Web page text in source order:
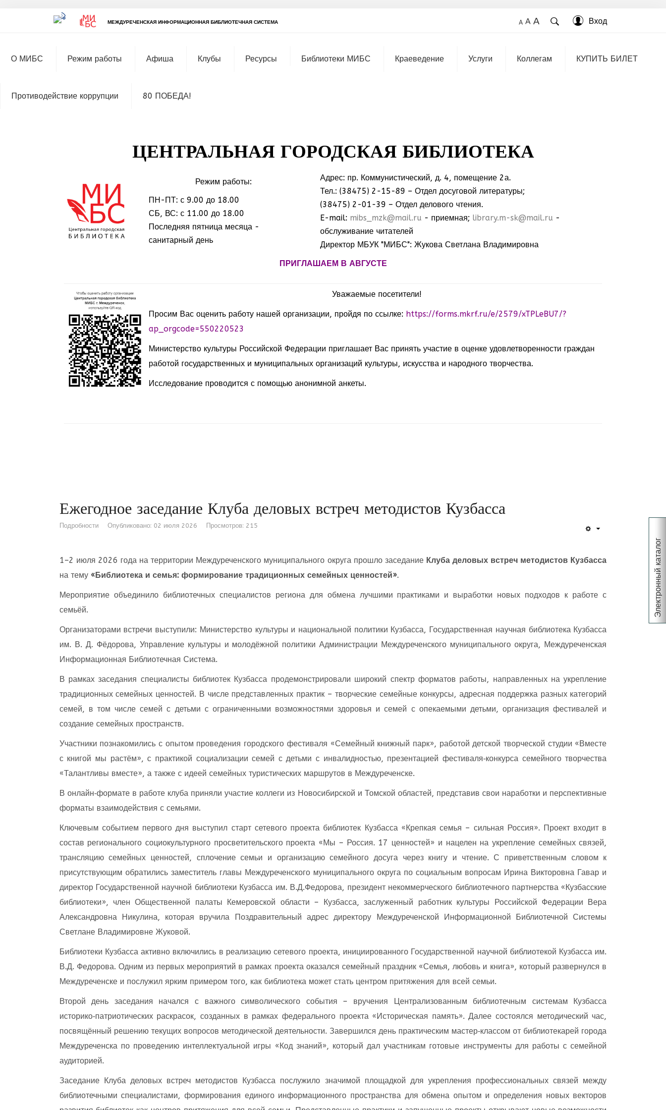
Электронный каталог
МЕЖДУРЕЧЕНСКАЯ ИНФОРМАЦИОННАЯ БИБЛИОТЕЧНАЯ СИСТЕМА Вход
A A A
О МИБС Режим работы Афиша Клубы Ресурсы Библиотеки МИБС Краеведение Услуги Коллегам КУПИТЬ БИЛЕТ
Противодействие коррупции 80 ПОБЕДА!
ЦЕНТРАЛЬНАЯ ГОРОДСКАЯ БИБЛИОТЕКА
Режим работы:
ПН-ПТ: с 9.00 до 18.00
СБ, ВС: с 11.00 до 18.00
Последняя пятница месяца -
санитарный день
Адрес: пр. Коммунистический, д. 4, помещение 2а.
Тел.: (38475) 2-15-89 – Отдел досуговой литературы;
(38475) 2-01-39 – Отдел делового чтения.
E-mail: mibs_mzk@mail.ru - приемная; library.m-sk@mail.ru -
обслуживание читателей
Директор МБУК "МИБС": Жукова Светлана Владимировна
ПРИГЛАШАЕМ В АВГУСТЕ
Уважаемые посетители!
Просим Вас оценить работу нашей организации, пройдя по ссылке: https://forms.mkrf.ru/e/2579/xTPLeBU7/?
ap_orgcode=550220523
Министерство культуры Российской Федерации приглашает Вас принять участие в оценке удовлетворенности граждан
работой государственных и муниципальных организаций культуры, искусства и народного творчества.
Исследование проводится с помощью анонимной анкеты.
Ежегодное заседание Клуба деловых встреч методистов Кузбасса
Подробности Опубликовано: 02 июля 2026 Просмотров: 215
1–2 июля 2026 года на территории Междуреченского муниципального округа прошло заседание Клуба деловых встреч методистов Кузбасса
на тему «Библиотека и семья: формирование традиционных семейных ценностей».
Мероприятие объединило библиотечных специалистов региона для обмена лучшими практиками и выработки новых подходов к работе с
семьёй.
Организаторами встречи выступили: Министерство культуры и национальной политики Кузбасса, Государственная научная библиотека Кузбасса
им. В. Д. Фёдорова, Управление культуры и молодёжной политики Администрации Междуреченского муниципального округа, Междуреченская
Информационная Библиотечная Система.
В рамках заседания специалисты библиотек Кузбасса продемонстрировали широкий спектр форматов работы, направленных на укрепление
традиционных семейных ценностей. В числе представленных практик – творческие семейные конкурсы, адресная поддержка разных категорий
семей, в том числе семей с детьми с ограниченными возможностями здоровья и семей с опекаемыми детьми, организация фестивалей и
создание семейных пространств.
Участники познакомились с опытом проведения городского фестиваля «Семейный книжный парк», работой детской творческой студии «Вместе
с книгой мы растём», с практикой социализации семей с детьми с инвалидностью, презентацией фестиваля‑конкурса семейного творчества
«Талантливы вместе», а также с идеей семейных туристических маршрутов в Междуреченске.
В онлайн‑формате в работе клуба приняли участие коллеги из Новосибирской и Томской областей, представив свои наработки и перспективные
форматы взаимодействия с семьями.
Ключевым событием первого дня выступил старт сетевого проекта библиотек Кузбасса «Крепкая семья – сильная Россия». Проект входит в
состав регионального социокультурного просветительского проекта «Мы – Россия. 17 ценностей» и нацелен на укрепление семейных связей,
трансляцию семейных ценностей, сплочение семьи и организацию семейного досуга через книгу и чтение. С приветственным словом к
присутствующим обратились заместитель главы Междуреченского муниципального округа по социальным вопросам Ирина Викторовна Гавар и
директор Государственной научной библиотеки Кузбасса им. В.Д.Федорова, президент некоммерческого библиотечного партнерства «Кузбасские
библиотеки», член Общественной палаты Кемеровской области – Кузбасса, заслуженный работник культуры Российской Федерации Вера
Александровна Никулина, которая вручила Поздравительный адрес директору Междуреченской Информационной Библиотечной Системы
Светлане Владимировне Жуковой.
Библиотеки Кузбасса активно включились в реализацию сетевого проекта, инициированного Государственной научной библиотекой Кузбасса им.
В.Д. Федорова. Одним из первых мероприятий в рамках проекта оказался семейный праздник «Семья, любовь и книга», который развернулся в
Междуреченске и послужил ярким примером того, как библиотека может стать центром притяжения для всей семьи.
Второй день заседания начался с важного символического события – вручения Централизованным библиотечным системам Кузбасса
историко‑патриотических раскрасок, созданных в рамках федерального проекта «Историческая память». Далее состоялся методический час,
посвящённый решению текущих вопросов методической деятельности. Завершился день практическим мастер‑классом от библиотекарей города
Междуреченска по проведению интеллектуальной игры «Код знаний», который дал участникам готовые инструменты для работы с семейной
аудиторией.
Заседание Клуба деловых встреч методистов Кузбасса послужило значимой площадкой для укрепления профессиональных связей между
библиотечными специалистами, формирования единого информационного пространства для обмена опытом и определения новых векторов